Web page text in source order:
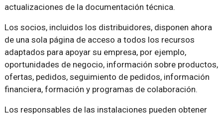
actualizaciones de la documentación técnica.
Los socios, incluidos los distribuidores, disponen ahora
de una sola página de acceso a todos los recursos
adaptados para apoyar su empresa, por ejemplo,
oportunidades de negocio, información sobre productos,
ofertas, pedidos, seguimiento de pedidos, información
financiera, formación y programas de colaboración.
Los responsables de las instalaciones pueden obtener